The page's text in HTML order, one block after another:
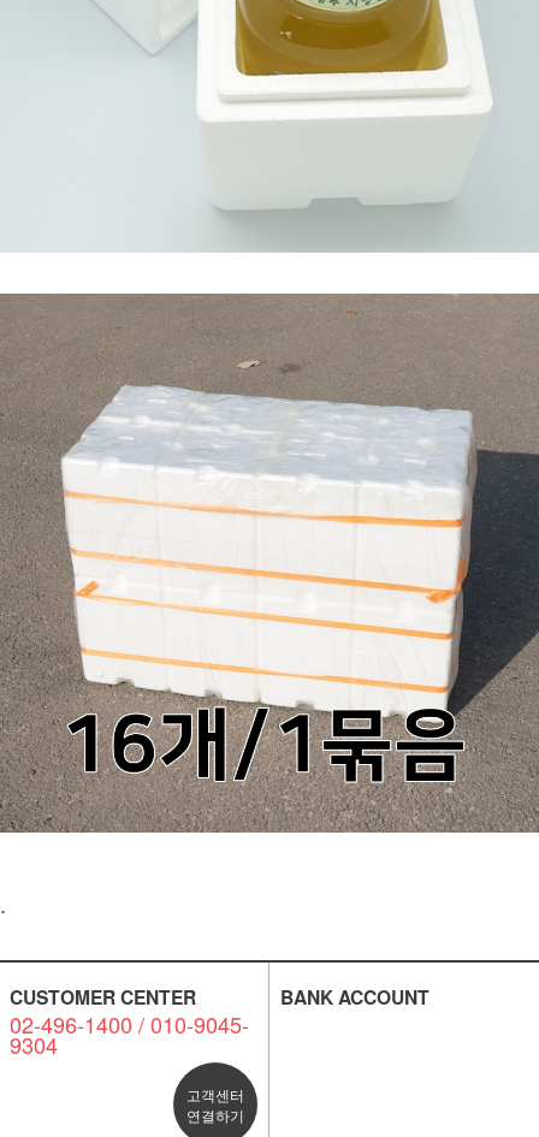
.
CUSTOMER CENTER
02-496-1400 / 010-9045-
9304
고객센터
연결하기
BANK ACCOUNT